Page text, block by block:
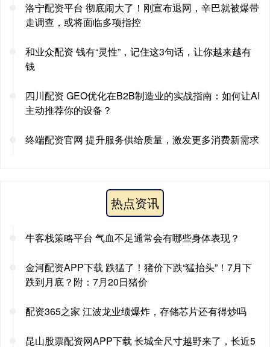
洛宁配资平台 彻底闹大了！刚宣布退网，辛巴就被爆带
走调查，或将面临多项指控
和业众配资 钱有“灵性”，记住这3句话，让你越来越有
钱
四川配资 GEO优化在B2B制造业的实战指南：如何让AI
主动推荐你的设备？
终端配资官网 提升服务供给质量，激发更多消费新需求
热点资讯
牛客栈策略平台 气血不足通常会有哪些身体表现？
金河配资APP下载 跌猛了！猪价下跌“猛抬头”！7月下
跌到月底？附：7月20日猪价
配资365之家 江波龙业绩爆炸，存储芯片还有得炒吗
昆山股票配资网APP下载 长城全尺寸越野来了，长近5